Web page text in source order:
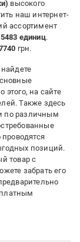
высокого
наш интернет-
ассортимент
5483 единиц.
грн.
этого, на сайте
Также здесь
по различным
позиций.
товар с
забрать его